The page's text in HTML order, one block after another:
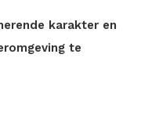
karakter en
te